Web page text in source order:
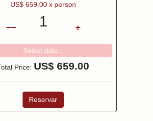
US$ 659.00 x person
1
Select date...
Price: US$ 659.00
Reservar